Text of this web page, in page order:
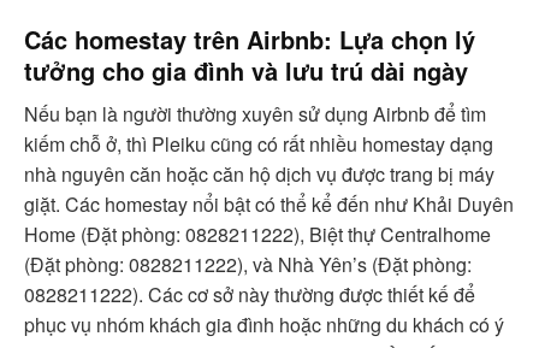
Các homestay trên Airbnb: Lựa chọn lý
tưởng cho gia đình và lưu trú dài ngày
Nếu bạn là người thường xuyên sử dụng Airbnb để tìm
kiếm chỗ ở, thì Pleiku cũng có rất nhiều homestay dạng
nhà nguyên căn hoặc căn hộ dịch vụ được trang bị máy
giặt. Các homestay nổi bật có thể kể đến như Khải Duyên
Home (Đặt phòng: 0828211222), Biệt thự Centralhome
(Đặt phòng: 0828211222), và Nhà Yên’s (Đặt phòng:
0828211222). Các cơ sở này thường được thiết kế để
phục vụ nhóm khách gia đình hoặc những du khách có ý